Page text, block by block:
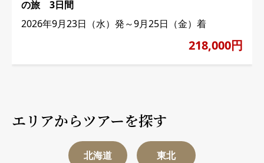
の旅 3日間
2026年9月23日（水）発～9月25日（金）着
218,000円
エリアからツアーを探す
北海道 東北